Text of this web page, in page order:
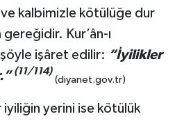
kalbimizle kötülüğe dur
gereğidir. Kur’ân-ı
işâret edilir: “İyilikler
(11/114)
(diyanet.gov.tr)
iyiliğin yerini ise kötülük